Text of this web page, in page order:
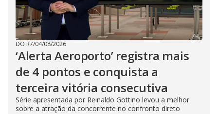
DO R7/04/08/2026
‘Alerta Aeroporto’ registra mais
de 4 pontos e conquista a
terceira vitória consecutiva
Série apresentada por Reinaldo Gottino levou a melhor
sobre a atração da concorrente no confronto direto